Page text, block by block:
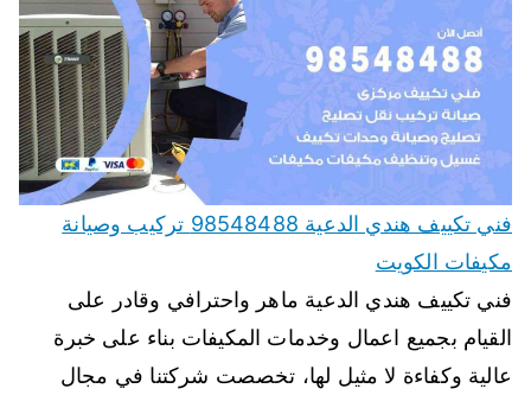
فني تكييف هندي الدعية 98548488 تركيب وصيانة
مكيفات الكويت
فني تكييف هندي الدعية ماهر واحترافي وقادر على
القيام بجميع اعمال وخدمات المكيفات بناء على خبرة
عالية وكفاءة لا مثيل لها، تخصصت شركتنا في مجال